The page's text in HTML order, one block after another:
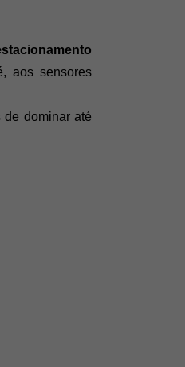
aos sensores
de dominar até